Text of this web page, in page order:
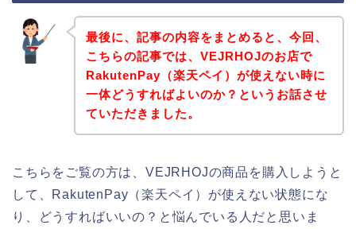
最後に、記事の内容をまとめると、今回、
こちらの記事では、VEJRHOJのお店で
RakutenPay（楽天ペイ）が使えない時に
一体どうすればよいのか？というお話させ
ていただきました。
こちらをご覧の方は、VEJRHOJの商品を購入しようと
して、RakutenPay（楽天ペイ）が使えない状態にな
り、どうすればいいの？と悩んでいる人だと思いま